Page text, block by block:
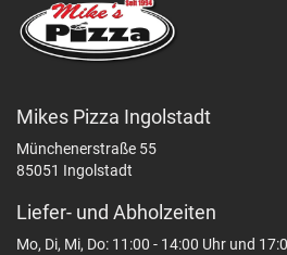
Mikes Pizza Ingolstadt
Münchenerstraße 55
85051 Ingolstadt
Liefer- und Abholzeiten
Mo, Di, Mi, Do: 11:00 - 14:00 Uhr und